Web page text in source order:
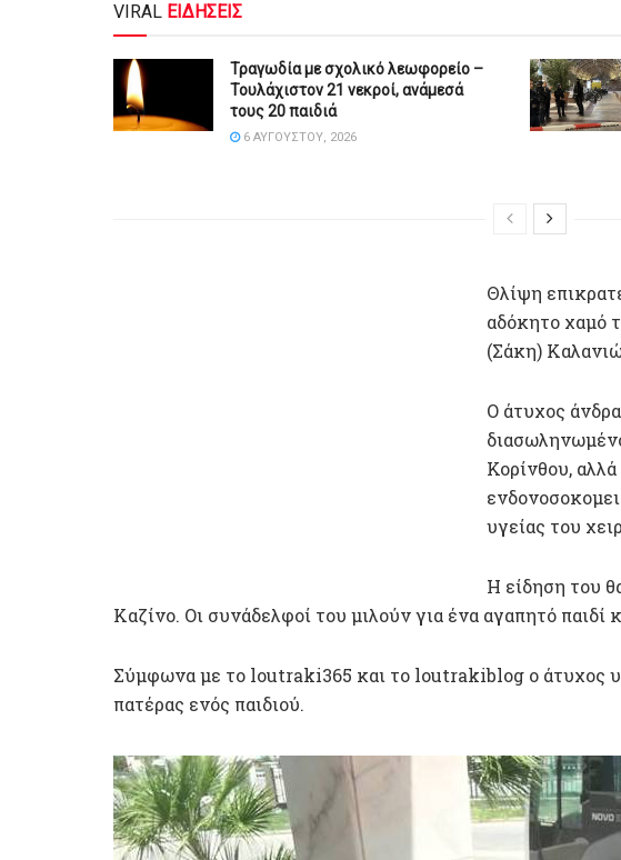
VIRAL ΕΙΔΗΣΕΙΣ
Τραγωδία με σχολικό λεωφορείο –
Τουλάχιστον 21 νεκροί, ανάμεσά
τους 20 παιδιά
6 ΑΥΓΟΎΣΤΟΥ, 2026
Θλίψη
αδόκητο χαμό
(Σάκη)
Ο άτυχος
Κορίνθου,
υγείας του
Η είδηση του
Καζίνο. Οι συνάδελφοί του μιλούν για ένα αγαπητό παιδί
Σύμφωνα με το loutraki365 και το loutrakiblog ο άτυχος
πατέρας ενός παιδιού.